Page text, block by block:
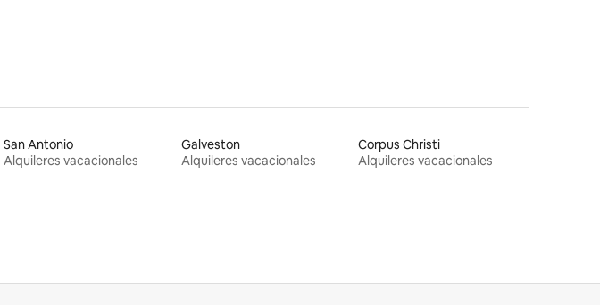
San Antonio
Alquileres vacacionales
Galveston
Alquileres vacacionales
Corpus Christi
Alquileres vacacionales